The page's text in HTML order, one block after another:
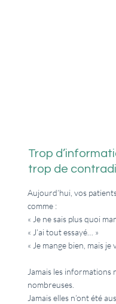
Trop
trop de
Aujourd’hui, vos
comme :
« Je ne sais plus quoi
« J’ai tout essayé… »
« Je mange bien, mais je
Jamais les informations
nombreuses.
Jamais elles n’ont été